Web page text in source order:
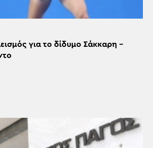
για το δίδυμο Σάκκαρη –